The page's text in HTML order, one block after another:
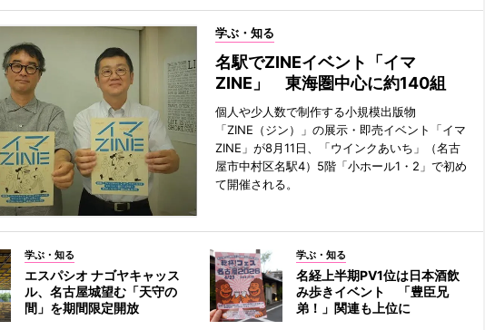
学ぶ・知る
名駅でZINEイベント「イマ
ZINE」 東海圏中心に約140組
個人や少人数で制作する小規模出版物
「ZINE（ジン）」の展示・即売イベント「イマ
ZINE」が8月11日、「ウインクあいち」（名古
屋市中村区名駅4）5階「小ホール1・2」で初め
て開催される。
学ぶ・知る
エスパシオ ナゴヤキャッス
ル、名古屋城望む「天守の
間」を期間限定開放
学ぶ・知る
名経上半期PV1位は日本酒飲
み歩きイベント 「豊臣兄
弟！」関連も上位に